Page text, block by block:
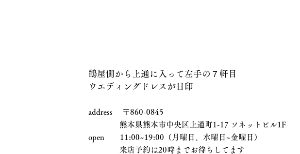
鶴屋側から上通に入って左手の７軒目
ウエディングドレスが目印
address 〒860-0845
熊本県熊本市中央区上通町1-17 ソネットビル1F
open 11:00~19:00（月曜日、水曜日~金曜日）
来店予約は20時までお待ちしてます